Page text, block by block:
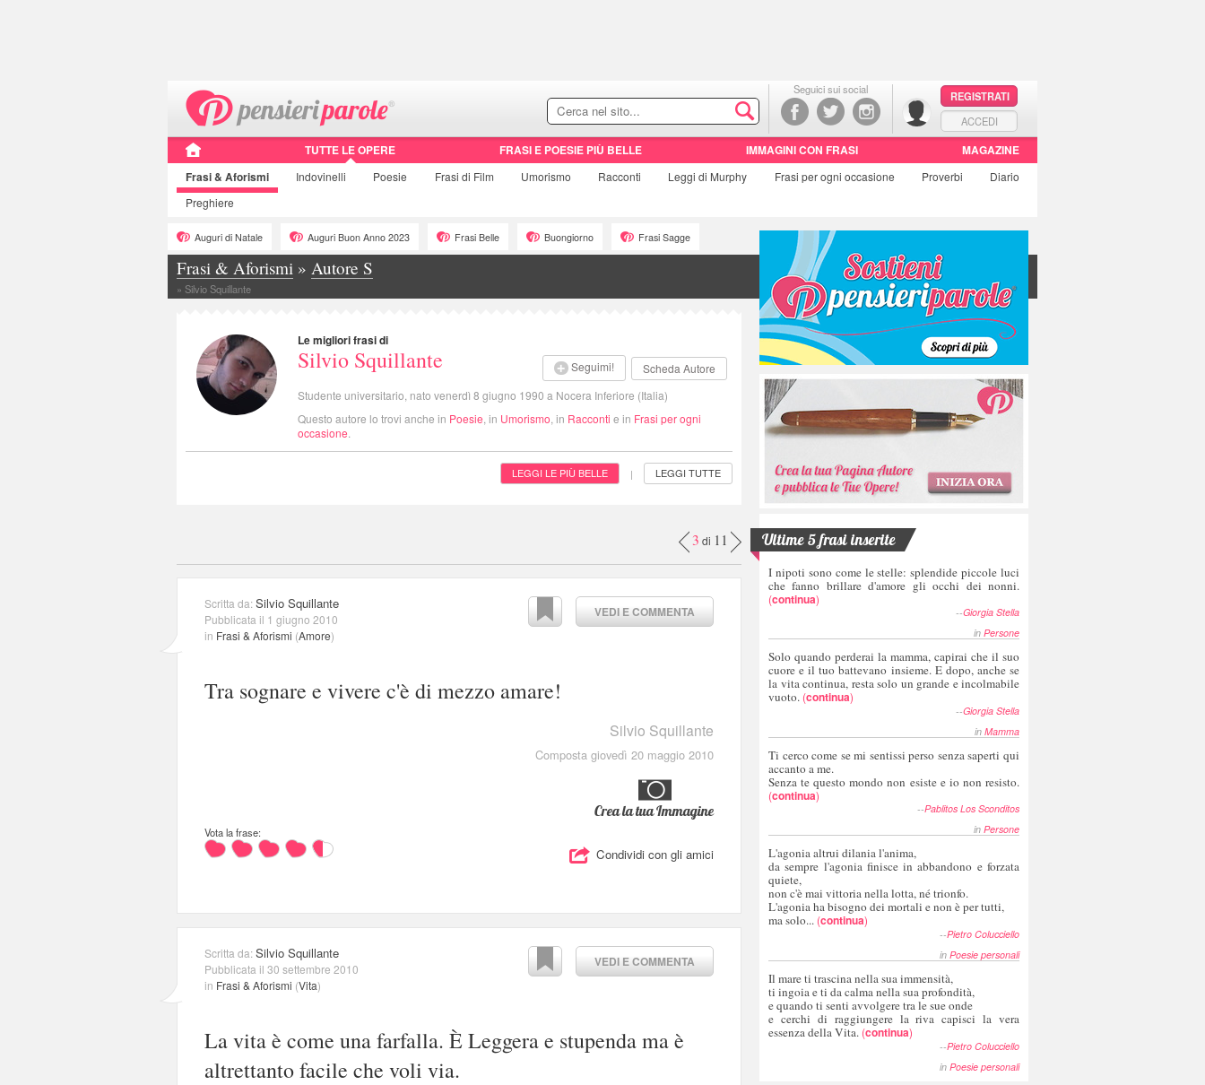
Seguici sui social
REGISTRATI
ACCEDI
TUTTE LE OPERE FRASI E POESIE PIÙ BELLE IMMAGINI CON FRASI
MAGAZINE
Frasi& Aforismi Indovinelli Poesie Frasi di Film Umorismo Racconti Leggi di Murphy Frasi per ogni occasione Proverbi
Diario
Preghiere
Auguri di Natale Auguri Buon Anno 2023 Frasi Belle Buongiorno Frasi Sagge
Frasi & Aforismi » Autore S
» Silvio Squillante
Seguimi! Scheda Autore
Le migliori frasi di
Silvio Squillante
Studente universitario, nato venerdì 8 giugno 1990 a Nocera Inferiore (Italia)
Questo autore lo trovi anche in Poesie , in Umorismo , in Racconti e in Frasi per ogni
occasione
LEGGI LE PIÙ BELLE | LEGGI TUTTE
3 di 11
VEDI E COMMENTA
Scritta da:Silvio Squillante
Pubblicata il 1 giugno 2010
in Frasi & Aforismi (Amore)
Tra sognare e vivere c'è di mezzo amare!
Silvio Squillante
Composta giovedì 20 maggio 2010
Crea la tua Immagine
Vota la frase:
Condividi con gli amici
VEDI E COMMENTA
Scritta da:Silvio Squillante
Pubblicata il 30 settembre 2010
in Frasi & Aforismi (Vita)
La vita è come una farfalla. È Leggera e stupenda ma è
altrettanto facile che voli via.
Ultime 5 frasi inserite
I nipoti sono come le stelle: splendide piccole luci
che fanno brillare d'amore gli occhi dei nonni.
(continua)
--Giorgia Stella
in Persone
Solo quando perderai la mamma, capirai che il suo
cuore e il tuo battevano insieme. E dopo, anche se
la vita continua, resta solo un grande e incolmabile
vuoto. (continua)
--Giorgia Stella
in Mamma
Ti cerco come se mi sentissi perso senza saperti qui
accanto a me.
Senza te questo mondo non esiste e io non resisto.
(continua)
--Pablitos Los Sconditos
in Persone
L'agonia altrui dilania l'anima,
da sempre l'agonia finisce in abbandono e forzata
quiete,
non c'è mai vittoria nella lotta, né trionfo.
L'agonia ha bisogno dei mortali e non è per tutti,
ma solo... (continua)
--Pietro Colucciello
in Poesie personali
Il mare ti trascina nella sua immensità,
ti ingoia e ti da calma nella sua profondità,
e quando ti senti avvolgere tra le sue onde
e cerchi di raggiungere la riva capisci la vera
essenza della Vita. (continua)
--Pietro Colucciello
in Poesie personali